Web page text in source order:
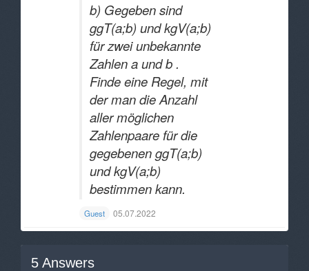
b) Gegeben sind
ggT(a;b) und kgV(a;b)
für zwei unbekannte
Zahlen a und b .
Finde eine Regel, mit
der man die Anzahl
aller möglichen
Zahlenpaare für die
gegebenen ggT(a;b)
und kgV(a;b)
bestimmen kann.
Guest 05.07.2022
5 Answers